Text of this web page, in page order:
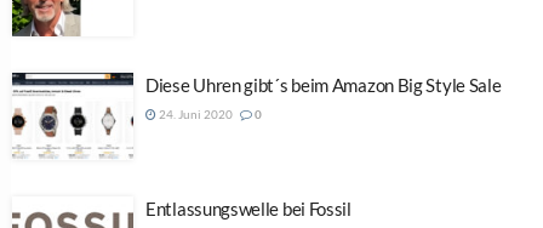
Diese Uhren gibt´s beim Amazon Big Style Sale
24. Juni 2020 0
Entlassungswelle bei Fossil